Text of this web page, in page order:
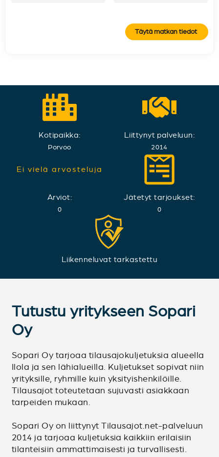
Täytä matkan tiedot
Kotipaikka:
Porvoo
Liittynyt palveluun:
2014
Ei vielä arvosteluja
Arviot:
0
Jätetyt tarjoukset:
0
Liikenneluvat tarkastettu
Tutustu yritykseen Sopari
Oy
Sopari Oy tarjoaa tilausajokuljetuksia alueella
Ilola ja sen lähialueilla. Kuljetukset sopivat niin
yrityksille, ryhmille kuin yksityishenkilöille.
Tilausajot toteutetaan sujuvasti asiakkaan
tarpeiden mukaan.
Sopari Oy on liittynyt Tilausajot.net-palveluun
2014 ja tarjoaa kuljetuksia kaikkiin erilaisiin
tilanteisiin ammattimaisesti ja turvallisesti.